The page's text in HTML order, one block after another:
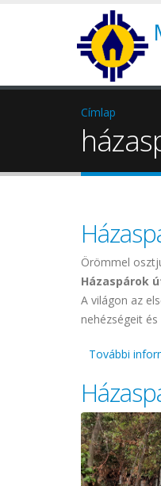
Címlap
Örömmel
Házaspárok
A világon az
nehézségeit
További